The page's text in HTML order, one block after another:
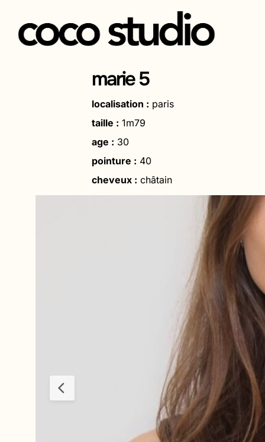
Aller
marie 5
localisation : paris
taille : 1m79
age : 30
pointure : 40
cheveux : châtain